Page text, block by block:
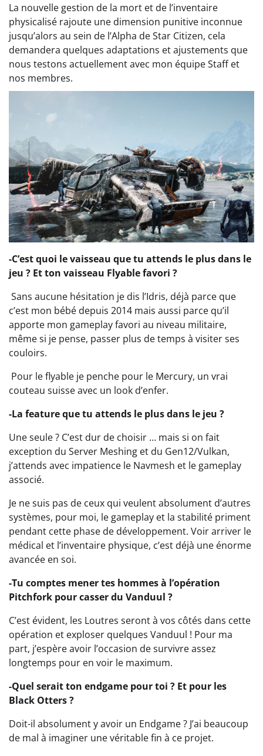
La nouvelle gestion de la mort et de l’inventaire
physicalisé rajoute une dimension punitive inconnue
jusqu’alors au sein de l’Alpha de Star Citizen, cela
demandera quelques adaptations et ajustements que
nous testons actuellement avec mon équipe Staff et
nos membres.
-C’est quoi le vaisseau que tu attends le plus dans le
jeu ? Et ton vaisseau Flyable favori ?
Sans aucune hésitation je dis l’Idris, déjà parce que
c’est mon bébé depuis 2014 mais aussi parce qu’il
apporte mon gameplay favori au niveau militaire,
même si je pense, passer plus de temps à visiter ses
couloirs.
Pour le flyable je penche pour le Mercury, un vrai
couteau suisse avec un look d’enfer.
-La feature que tu attends le plus dans le jeu ?
Une seule ? C’est dur de choisir … mais si on fait
exception du Server Meshing et du Gen12/Vulkan,
j’attends avec impatience le Navmesh et le gameplay
associé.
Je ne suis pas de ceux qui veulent absolument d’autres
systèmes, pour moi, le gameplay et la stabilité priment
pendant cette phase de développement. Voir arriver le
médical et l’inventaire physique, c’est déjà une énorme
avancée en soi.
-Tu comptes mener tes hommes à l’opération
Pitchfork pour casser du Vanduul ?
C’est évident, les Loutres seront à vos côtés dans cette
opération et exploser quelques Vanduul ! Pour ma
part, j’espère avoir l’occasion de survivre assez
longtemps pour en voir le maximum.
-Quel serait ton endgame pour toi ? Et pour les
Black Otters ?
Doit-il absolument y avoir un Endgame ? J’ai beaucoup
de mal à imaginer une véritable fin à ce projet.